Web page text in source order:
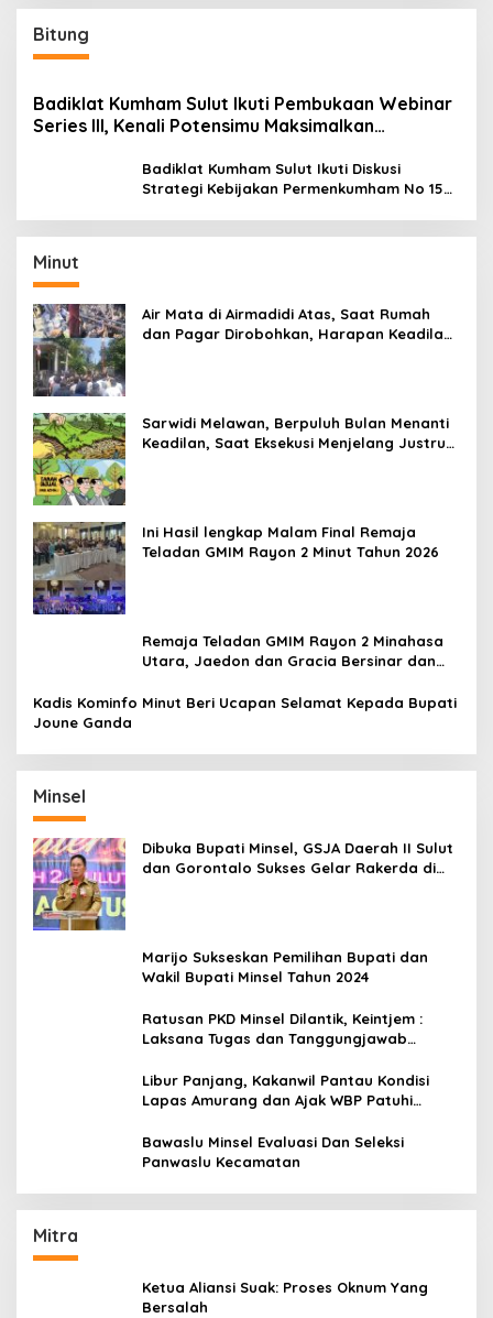
Bitung
Badiklat Kumham Sulut Ikuti Pembukaan Webinar
Series III, Kenali Potensimu Maksimalkan
Badiklat Kumham Sulut Ikuti Diskusi
Strategi Kebijakan Permenkumham No 15
Minut
Air Mata di Airmadidi Atas, Saat Rumah
dan Pagar Dirobohkan, Harapan Keadilan
Sarwidi Melawan, Berpuluh Bulan Menanti
Keadilan, Saat Eksekusi Menjelang Justru
Ini Hasil lengkap Malam Final Remaja
Teladan GMIM Rayon 2 Minut Tahun 2026
Remaja Teladan GMIM Rayon 2 Minahasa
Utara, Jaedon dan Gracia Bersinar dan
Kadis Kominfo Minut Beri Ucapan Selamat Kepada Bupati
Joune Ganda
Minsel
Dibuka Bupati Minsel, GSJA Daerah II Sulut
dan Gorontalo Sukses Gelar Rakerda di
Marijo Sukseskan Pemilihan Bupati dan
Wakil Bupati Minsel Tahun 2024
Ratusan PKD Minsel Dilantik, Keintjem :
Laksana Tugas dan Tanggungjawab
Libur Panjang, Kakanwil Pantau Kondisi
Lapas Amurang dan Ajak WBP Patuhi
Bawaslu Minsel Evaluasi Dan Seleksi
Panwaslu Kecamatan
Mitra
Ketua Aliansi Suak: Proses Oknum Yang
Bersalah